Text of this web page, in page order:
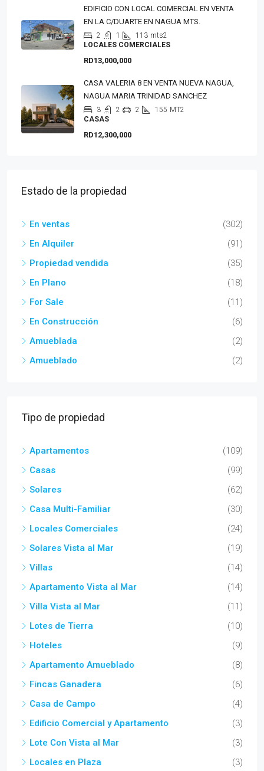
EDIFICIO CON LOCAL COMERCIAL EN VENTA
EN LA C/DUARTE EN NAGUA MTS.
2 1 113 mts2
LOCALES COMERCIALES
RD13,000,000
CASA VALERIA 8 EN VENTA NUEVA NAGUA,
NAGUA MARIA TRINIDAD SANCHEZ
3 2 2 155 MT2
CASAS
RD12,300,000
Estado de la propiedad
En ventas
(302)
En Alquiler
(91)
Propiedad vendida
(35)
En Plano
(18)
For Sale
(11)
En Construcción
(6)
Amueblada
(2)
Amueblado
(2)
Tipo de propiedad
Apartamentos
(109)
Casas
(99)
Solares
(62)
Casa Multi-Familiar
(30)
Locales Comerciales
(24)
Solares Vista al Mar
(19)
Villas
(14)
Apartamento Vista al Mar
(14)
Villa Vista al Mar
(11)
Lotes de Tierra
(10)
Hoteles
(9)
Apartamento Amueblado
(8)
Fincas Ganadera
(6)
Casa de Campo
(4)
Edificio Comercial y Apartamento
(3)
Lote Con Vista al Mar
(3)
Locales en Plaza
(3)